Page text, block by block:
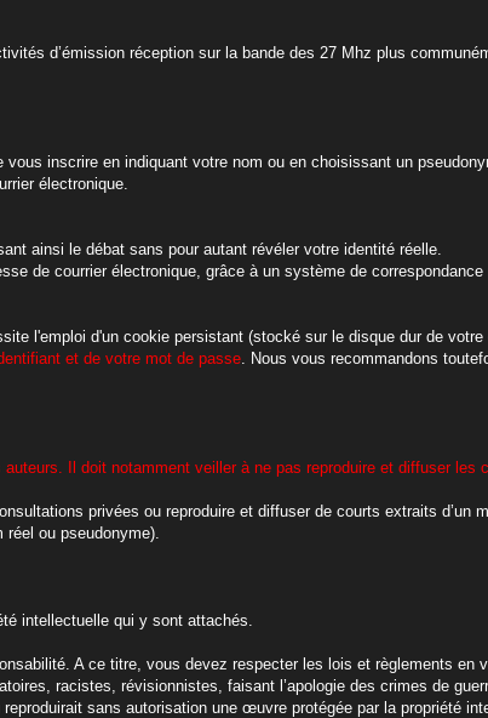
d’émission réception sur la bande des 27 Mhz plus
inscrire en indiquant votre nom ou en choisissant un
électronique.
ainsi le débat sans pour autant révéler votre identité réelle.
de courrier électronique, grâce à un système de
l'emploi d'un cookie persistant (stocké sur le disque dur de votre
et de votre mot de passe. Nous vous recommandons
Il doit notamment veiller à ne pas reproduire et diffuser les
privées ou reproduire et diffuser de courts extraits d’un
réel ou pseudonyme).
intellectuelle qui y sont attachés.
A ce titre, vous devez respecter les lois et règlements en
racistes, révisionnistes, faisant l’apologie des crimes de
sans autorisation une œuvre protégée par la propriété